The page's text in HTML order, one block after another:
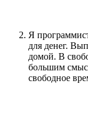
Я
для денег.
домой. В
большим
свободное